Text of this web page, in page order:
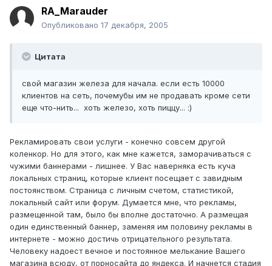
RA_Marauder
Опубликовано 17 декабря, 2005
Цитата
свой магазин железа для начала. если есть 10000
клиентов на сеть, почемубы им не продавать кроме сети
еще что-нить... хоть железо, хоть пиццу... :)
Рекламировать свои услуги - конечно совсем другой
коленкор. Но для этого, как мне кажется, заморачиваться с
чужими баннерами - лишнее. У Вас наверняка есть куча
локальных страниц, которые клиент посещает с завидным
постоянством. Страница с личным счетом, статистикой,
локальный сайт или форум. Думается мне, что рекламы,
размещенной там, было бы вполне достаточно. А размещая
один единственный баннер, заменяя им половину рекламы в
интернете - можно достичь отрицательного результата.
Человеку надоест вечное и постоянное мелькание Вашего
магазина всюду, от порносайта до яндекса. И начнется стадия